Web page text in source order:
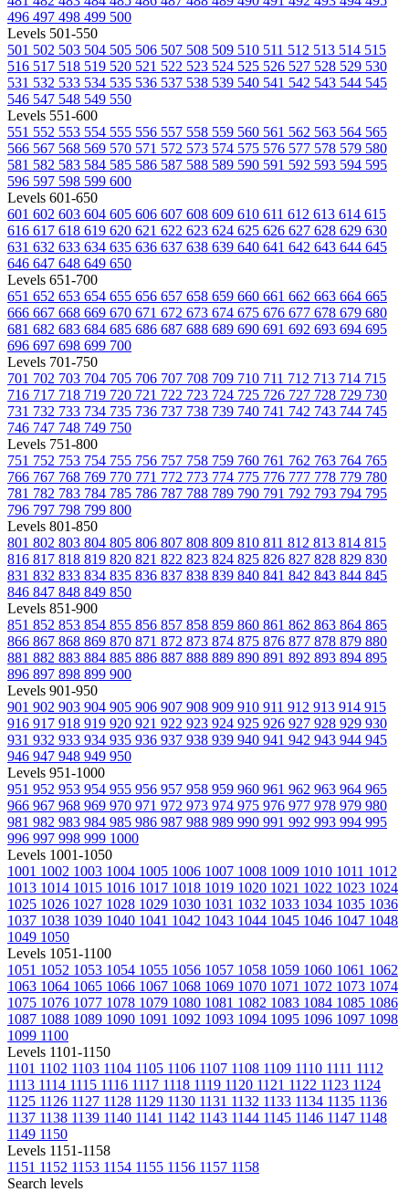
496 497 498 499 500
Levels 501-550
501 502 503 504 505 506 507 508 509 510 511 512 513 514 515
516 517 518 519 520 521 522 523 524 525 526 527 528 529 530
531 532 533 534 535 536 537 538 539 540 541 542 543 544 545
546 547 548 549 550
Levels 551-600
551 552 553 554 555 556 557 558 559 560 561 562 563 564 565
566 567 568 569 570 571 572 573 574 575 576 577 578 579 580
581 582 583 584 585 586 587 588 589 590 591 592 593 594 595
596 597 598 599 600
Levels 601-650
601 602 603 604 605 606 607 608 609 610 611 612 613 614 615
616 617 618 619 620 621 622 623 624 625 626 627 628 629 630
631 632 633 634 635 636 637 638 639 640 641 642 643 644 645
646 647 648 649 650
Levels 651-700
651 652 653 654 655 656 657 658 659 660 661 662 663 664 665
666 667 668 669 670 671 672 673 674 675 676 677 678 679 680
681 682 683 684 685 686 687 688 689 690 691 692 693 694 695
696 697 698 699 700
Levels 701-750
701 702 703 704 705 706 707 708 709 710 711 712 713 714 715
716 717 718 719 720 721 722 723 724 725 726 727 728 729 730
731 732 733 734 735 736 737 738 739 740 741 742 743 744 745
746 747 748 749 750
Levels 751-800
751 752 753 754 755 756 757 758 759 760 761 762 763 764 765
766 767 768 769 770 771 772 773 774 775 776 777 778 779 780
781 782 783 784 785 786 787 788 789 790 791 792 793 794 795
796 797 798 799 800
Levels 801-850
801 802 803 804 805 806 807 808 809 810 811 812 813 814 815
816 817 818 819 820 821 822 823 824 825 826 827 828 829 830
831 832 833 834 835 836 837 838 839 840 841 842 843 844 845
846 847 848 849 850
Levels 851-900
851 852 853 854 855 856 857 858 859 860 861 862 863 864 865
866 867 868 869 870 871 872 873 874 875 876 877 878 879 880
881 882 883 884 885 886 887 888 889 890 891 892 893 894 895
896 897 898 899 900
Levels 901-950
901 902 903 904 905 906 907 908 909 910 911 912 913 914 915
916 917 918 919 920 921 922 923 924 925 926 927 928 929 930
931 932 933 934 935 936 937 938 939 940 941 942 943 944 945
946 947 948 949 950
Levels 951-1000
951 952 953 954 955 956 957 958 959 960 961 962 963 964 965
966 967 968 969 970 971 972 973 974 975 976 977 978 979 980
981 982 983 984 985 986 987 988 989 990 991 992 993 994 995
996 997 998 999 1000
Levels 1001-1050
1001 1002 1003 1004 1005 1006 1007 1008 1009 1010 1011 1012
1013 1014 1015 1016 1017 1018 1019 1020 1021 1022 1023 1024
1025 1026 1027 1028 1029 1030 1031 1032 1033 1034 1035 1036
1037 1038 1039 1040 1041 1042 1043 1044 1045 1046 1047 1048
1049 1050
Levels 1051-1100
1051 1052 1053 1054 1055 1056 1057 1058 1059 1060 1061 1062
1063 1064 1065 1066 1067 1068 1069 1070 1071 1072 1073 1074
1075 1076 1077 1078 1079 1080 1081 1082 1083 1084 1085 1086
1087 1088 1089 1090 1091 1092 1093 1094 1095 1096 1097 1098
1099 1100
Levels 1101-1150
1101 1102 1103 1104 1105 1106 1107 1108 1109 1110 1111 1112
1113 1114 1115 1116 1117 1118 1119 1120 1121 1122 1123 1124
1125 1126 1127 1128 1129 1130 1131 1132 1133 1134 1135 1136
1137 1138 1139 1140 1141 1142 1143 1144 1145 1146 1147 1148
1149 1150
Levels 1151-1158
1151 1152 1153 1154 1155 1156 1157 1158
Search levels